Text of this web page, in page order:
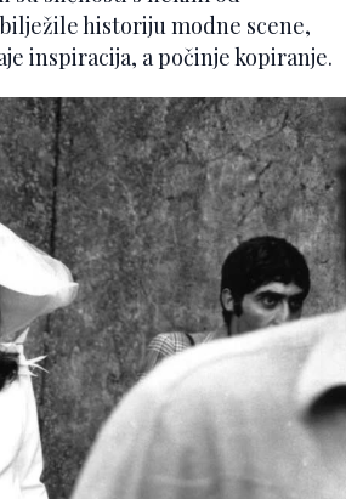
historiju modne scene,
inspiracija, a počinje kopiranje.